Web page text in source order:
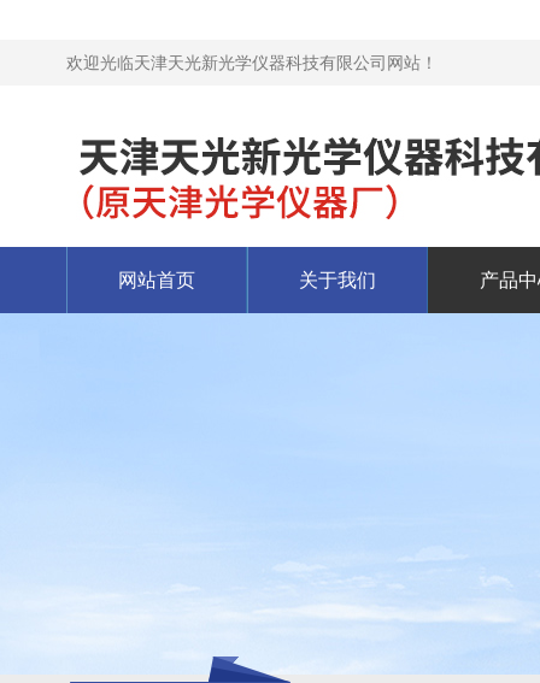
欢迎光临天津天光新光学仪器科技有限公司网站！
网站首页 关于我们 产品